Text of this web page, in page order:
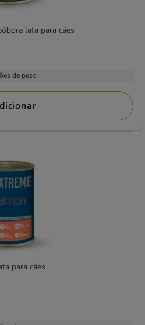
lata para cães
de peso
para cães